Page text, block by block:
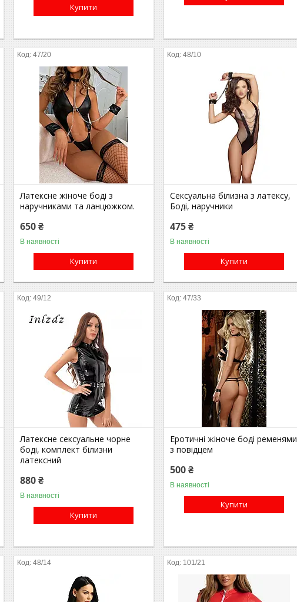
Купити
47/20
Латексне жіноче боді з
наручниками та ланцюжком.
650 ₴
В наявності
Купити
48/10
Сексуальна білизна з латексу,
Боді, наручники
475 ₴
В наявності
Купити
49/12
Латексне сексуальне чорне
боді, комплект білизни
латексний
880 ₴
В наявності
Купити
47/33
Еротичні жіноче боді ременями
з повідцем
500 ₴
В наявності
Купити
48/14 101/21